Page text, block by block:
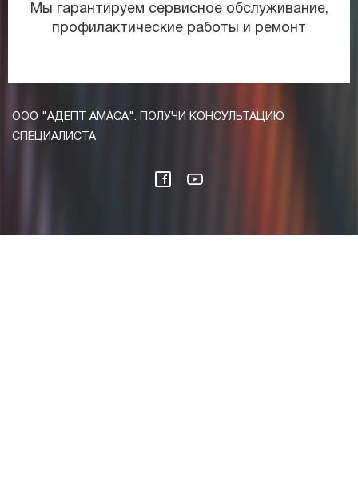
Мы гарантируем сервисное обслуживание,
профилактические работы и ремонт
ООО "АДЕПТ АМАСА". ПОЛУЧИ КОНСУЛЬТАЦИЮ
СПЕЦИАЛИСТА